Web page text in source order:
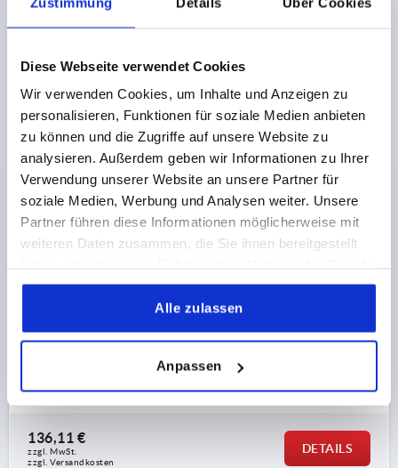
Diese Webseite verwendet Cookies
Wir verwenden Cookies, um Inhalte und Anzeigen zu
personalisieren, Funktionen für soziale Medien anbieten
zu können und die Zugriffe auf unsere Website zu
analysieren. Außerdem geben wir Informationen zu Ihrer
Verwendung unserer Website an unsere Partner für
soziale Medien, Werbung und Analysen weiter. Unsere
Partner führen diese Informationen möglicherweise mit
weiteren Daten zusammen, die Sie ihnen bereitgestellt
gesammelt haben.
Alle zulassen
Anpassen
136,11 €
OBEN, 1S/2Ö
VOREINSTELLUNG=UNIVERSELL
KONTAKTE=1S / 2Ö
ANSCHLUSSPOSITION=OBEN
F1 N=5000
Bestellnummer:K1499.781162122
136,11 €
zzgl. MwSt.
zzgl. Versandkosten
DETAILS